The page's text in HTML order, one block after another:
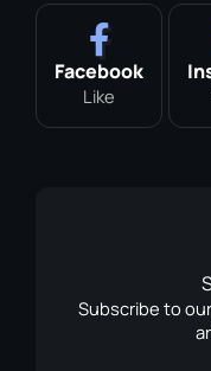
Facebook
Like
Subscribe to